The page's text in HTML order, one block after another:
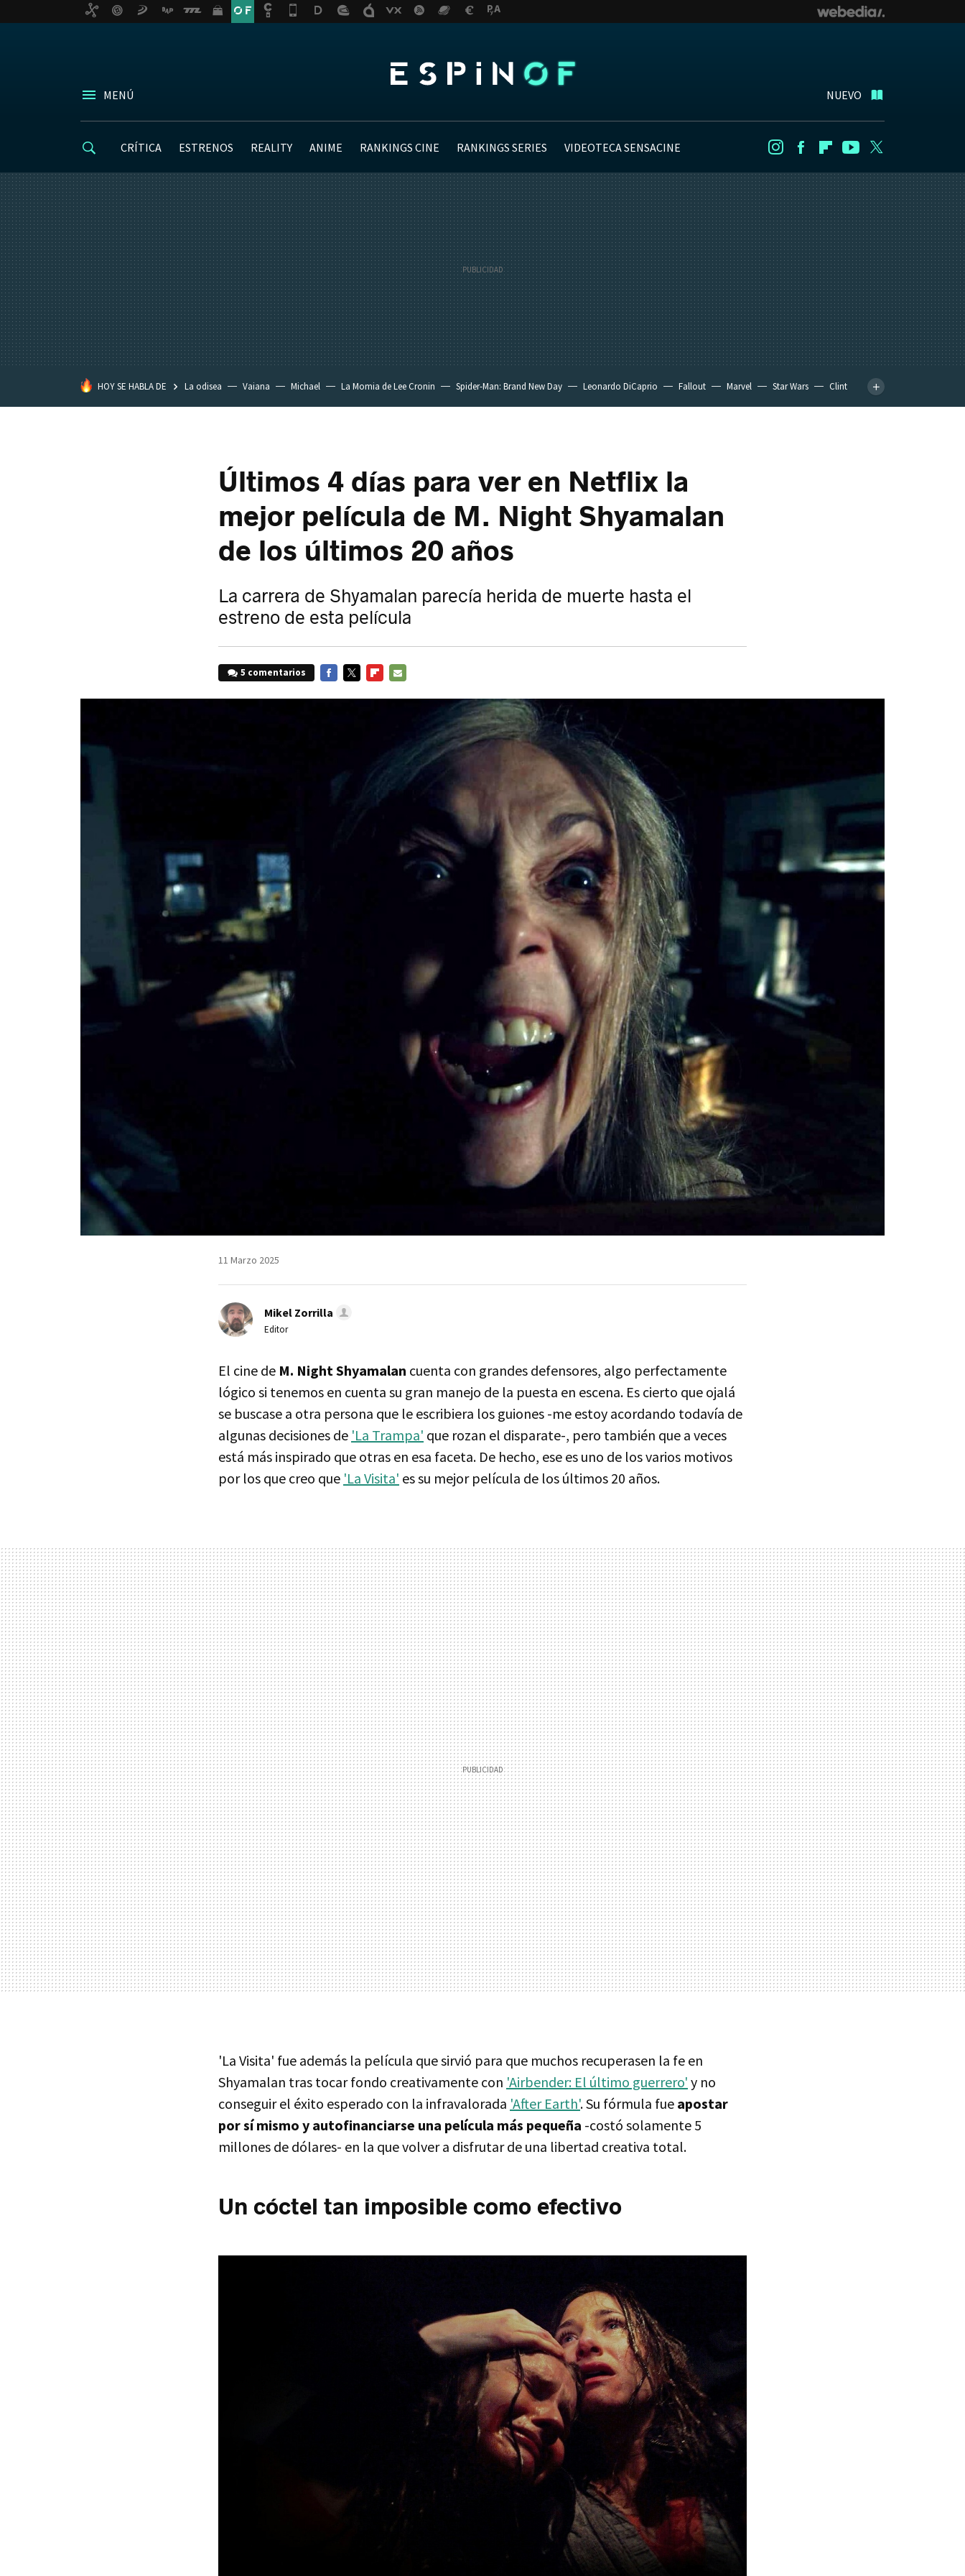
MENÚ NUEVO
CRÍTICA ESTRENOS REALITY ANIME RANKINGS CINE RANKINGS SERIES VIDEOTECA SENSACINE InstagramFacebookFlipboard
Youtube
HOY SE HABLA DE La odisea Vaiana Michael La Momia de Lee Cronin Spider-Man: Brand New Day Leonardo DiCaprio Fallout Marvel Star Wars
Clint
Últimos 4 días para ver en Netflix la
mejor película de M. Night Shyamalan
de los últimos 20 años
La carrera de Shyamalan parecía herida de muerte hasta el
estreno de esta película
5 comentarios
11 Marzo 2025
Mikel Zorrilla
Editor
El cine de M. Night Shyamalan cuenta con grandes defensores, algo perfectamente
lógico si tenemos en cuenta su gran manejo de la puesta en escena. Es cierto que ojalá
se buscase a otra persona que le escribiera los guiones -me estoy acordando todavía de
algunas decisiones de 'La Trampa' que rozan el disparate-, pero también que a veces
está más inspirado que otras en esa faceta. De hecho, ese es uno de los varios motivos
por los que creo que 'La Visita' es su mejor película de los últimos 20 años.
'La Visita' fue además la película que sirvió para que muchos recuperasen la fe en
Shyamalan tras tocar fondo creativamente con 'Airbender: El último guerrero' y no
conseguir el éxito esperado con la infravalorada 'After Earth'. Su fórmula fue apostar
por sí mismo y autofinanciarse una película más pequeña -costó solamente 5
millones de dólares- en la que volver a disfrutar de una libertad creativa total.
Un cóctel tan imposible como efectivo